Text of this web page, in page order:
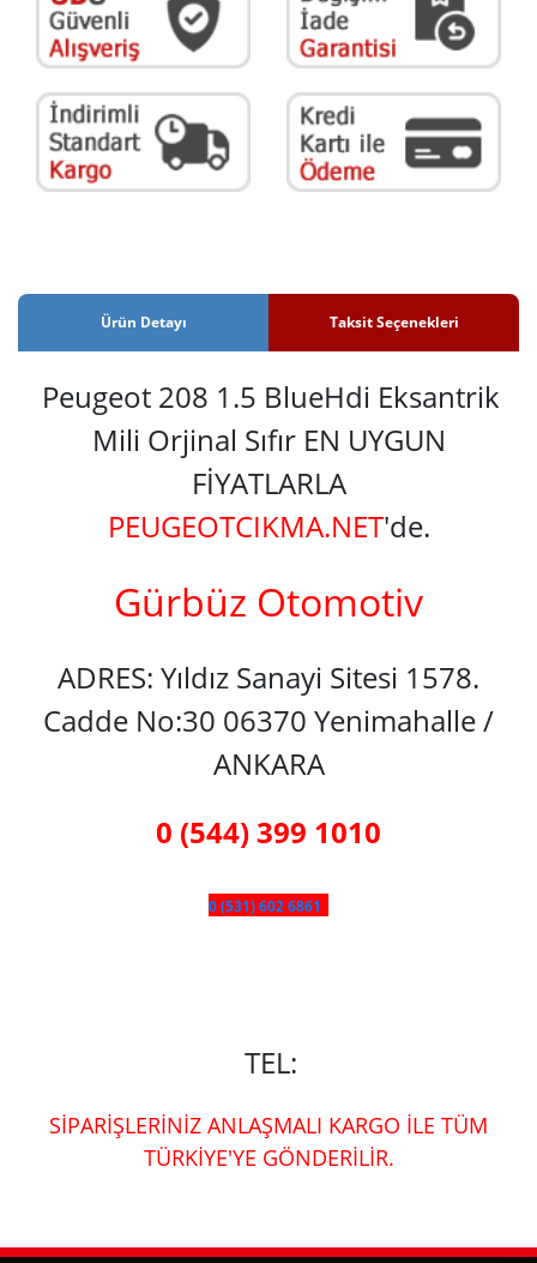
Ürün Detayı Taksit Seçenekleri
Peugeot 208 1.5 BlueHdi Eksantrik
Mili Orjinal Sıfır EN UYGUN
FİYATLARLA
PEUGEOTCIKMA.NET'de.
Gürbüz Otomotiv
ADRES: Yıldız Sanayi Sitesi 1578.
Cadde No:30 06370 Yenimahalle /
ANKARA
0 (544) 399 1010
0 (531) 602 6861
TEL:
SİPARİŞLERİNİZ ANLAŞMALI KARGO İLE TÜM
TÜRKİYE'YE GÖNDERİLİR.